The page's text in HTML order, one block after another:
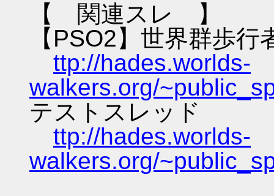
【 関連スレ 】
【PSO2】世界群歩
ttp://hades.worlds-
walkers.org/
テストスレッド
ttp://hades.worlds-
walkers.org/